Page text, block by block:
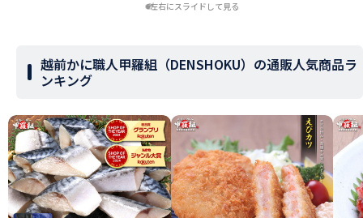
左右にスライドして見る
越前かに職人甲羅組（DENSHOKU）の通販人気商品ラ
ンキング